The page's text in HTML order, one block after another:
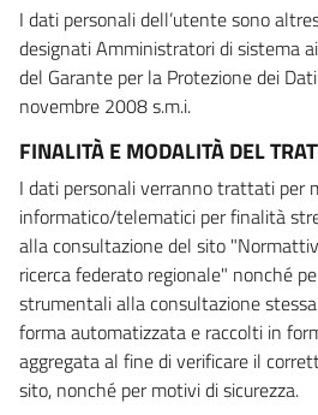
I dati personali dell’utente sono
designati Amministratori di sistema
del Garante per la Protezione dei
novembre 2008 s.m.i.
FINALITÀ E MODALITÀ DEL
I dati personali verranno trattati per
informatico/telematici per finalità
alla consultazione del sito
ricerca federato regionale" nonché
strumentali alla consultazione
forma automatizzata e raccolti in
aggregata al fine di verificare il
sito, nonché per motivi di sicurezza.